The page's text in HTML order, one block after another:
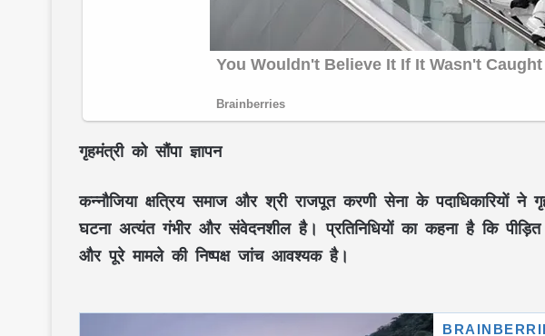
गृहमंत्री को सौंपा ज्ञापन
कन्नौजिया क्षत्रिय समाज और श्री राजपूत करणी सेना के पदाधिकारियों ने
घटना अत्यंत गंभीर और संवेदनशील है। प्रतिनिधियों का कहना है कि पीड़ित
और पूरे मामले की निष्पक्ष जांच आवश्यक है।